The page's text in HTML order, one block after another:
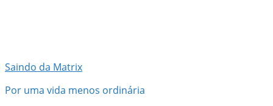
Saindo da Matrix
Por uma vida menos ordinária